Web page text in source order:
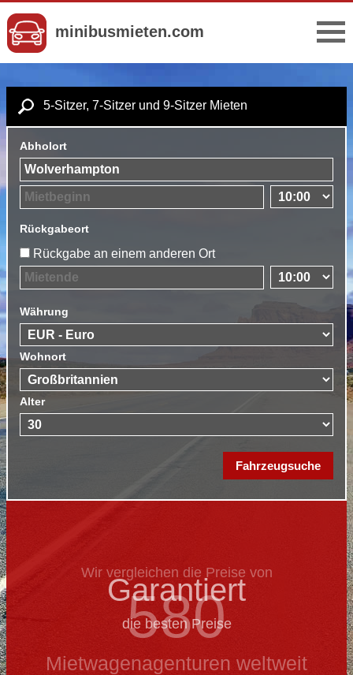
minibusmieten.com
5-Sitzer, 7-Sitzer und 9-Sitzer Mieten
Abholort
Rückgabeort
Rückgabe an einem anderen Ort
Währung
Wohnort
Alter
Wir vergleichen die Preise von
580
Mietwagenagenturen weltweit
Garantiert
die besten Preise